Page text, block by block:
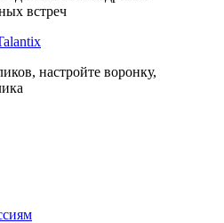
встреч
настройте воронку,